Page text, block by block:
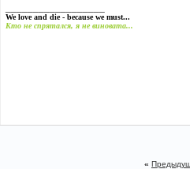
We love and die - because we must...
Кто не спрятался, я не виновата...
«